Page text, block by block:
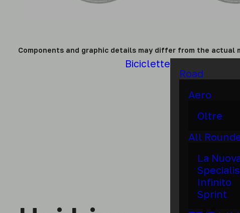
Biciclette
Road
Aero
Oltre
All
La
Infinito
Sprint
Components and graphic details may differ from the actual